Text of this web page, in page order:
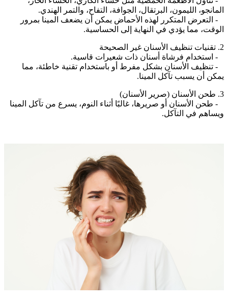
المانجو، الليمون، البرتقال، الجوافة، التفاح، والتمر الهندي.
- التعرض المتكرر لهذه الأحماض يمكن أن يضعف المينا بمرور
الوقت، مما يؤدي في النهاية إلى الحساسية.
2. تقنيات تنظيف الأسنان غير الصحيحة
- استخدام فرشاة أسنان ذات شعيرات قاسية.
- تنظيف الأسنان بشكل مفرط أو باستخدام تقنية خاطئة، مما
يمكن أن يسبب تآكل المينا.
3. طحن الأسنان (صرير الأسنان)
- طحن الأسنان أو صريرها، غالبًا أثناء النوم، يسرع من تآكل المينا
ويساهم في التآكل.